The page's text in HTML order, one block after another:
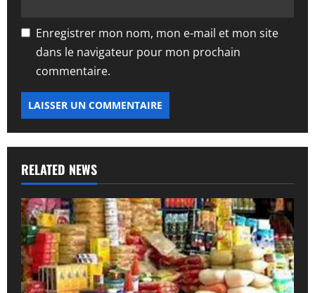
Enregistrer mon nom, mon e-mail et mon site
dans le navigateur pour mon prochain
commentaire.
RELATED NEWS